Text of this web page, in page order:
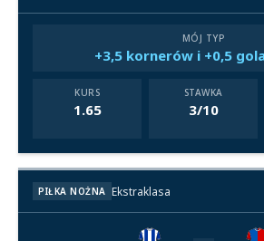
MÓJ TYP
+3,5 kornerów i +0,5
KURS
1.65
STAWKA
3/10
PIŁKA NOŻNA Ekstraklasa